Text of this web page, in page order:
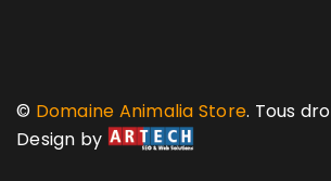
© Domaine Animalia Store. Tous
Design by